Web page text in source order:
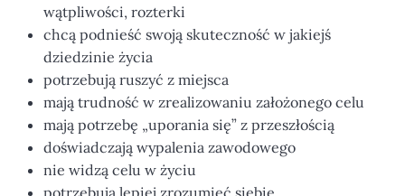
wątpliwości, rozterki
chcą podnieść swoją skuteczność w jakiejś
dziedzinie życia
potrzebują ruszyć z miejsca
mają trudność w zrealizowaniu założonego celu
mają potrzebę „uporania się” z przeszłością
doświadczają wypalenia zawodowego
nie widzą celu w życiu